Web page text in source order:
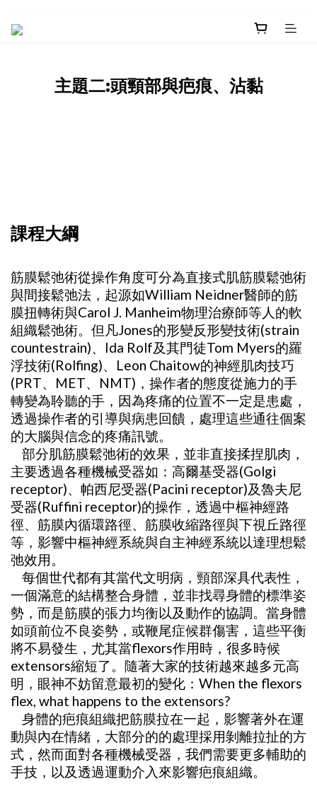
主題二:頭頸部與疤痕、沾黏
課程大綱
筋膜鬆弛術從操作角度可分為直接式肌筋膜鬆弛術
與間接鬆弛法，起源如William Neidner醫師的筋
膜扭轉術與Carol J. Manheim物理治療師等人的軟
組織鬆弛術。但凡Jones的形變反形變技術(strain
countestrain)、Ida Rolf及其門徒Tom Myers的羅
浮技術(Rolfing)、Leon Chaitow的神經肌肉技巧
(PRT、MET、NMT)，操作者的態度從施力的手
轉變為聆聽的手，因為疼痛的位置不一定是患處，
透過操作者的引導與病患回饋，處理這些通往個案
的大腦與信念的疼痛訊號。
部分肌筋膜鬆弛術的效果，並非直接揉捏肌肉，
主要透過各種機械受器如：高爾基受器(Golgi
receptor)、帕西尼受器(Pacini receptor)及魯夫尼
受器(Ruffini receptor)的操作，透過中樞神經路
徑、筋膜內循環路徑、筋膜收縮路徑與下視丘路徑
等，影響中樞神經系統與自主神經系統以達理想鬆
弛效用。
每個世代都有其當代文明病，頸部深具代表性，
一個滿意的結構整合身體，並非找尋身體的標準姿
勢，而是筋膜的張力均衡以及動作的協調。當身體
如頭前位不良姿勢，或鞭尾症候群傷害，這些平衡
將不易發生，尤其當flexors作用時，很多時候
extensors縮短了。隨著大家的技術越來越多元高
明，眼神不妨留意最初的變化：When the flexors
flex, what happens to the extensors?
身體的疤痕組織把筋膜拉在一起，影響著外在運
動與內在情緒，大部分的的處理採用剝離拉扯的方
式，然而面對各種機械受器，我們需要更多輔助的
手技，以及透過運動介入來影響疤痕組織。